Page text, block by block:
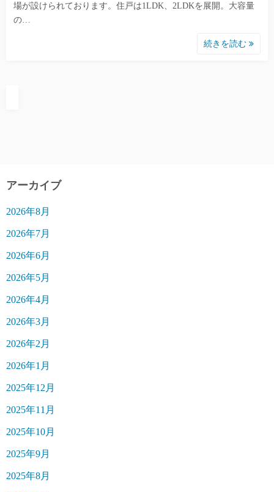
場が設けられております。住戸は1LDK、2LDKを展開。大容量
の…
続きを読む
アーカイブ
2026年8月
2026年7月
2026年6月
2026年5月
2026年4月
2026年3月
2026年2月
2026年1月
2025年12月
2025年11月
2025年10月
2025年9月
2025年8月